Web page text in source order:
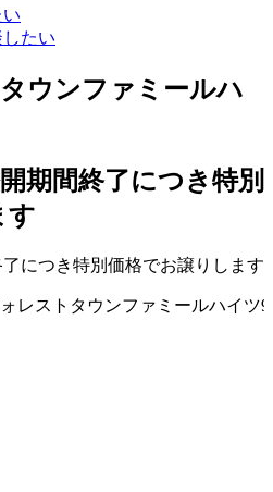
たい